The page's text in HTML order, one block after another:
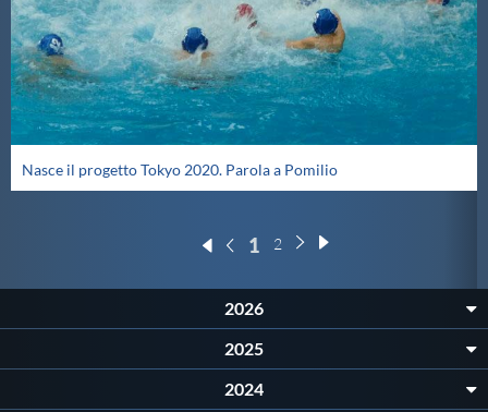
Nasce il progetto Tokyo 2020. Parola a Pomilio
1 2
2026
2025
2024